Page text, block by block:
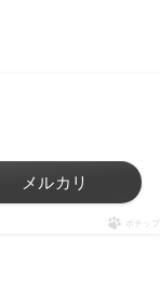
メルカリ
ポチップ